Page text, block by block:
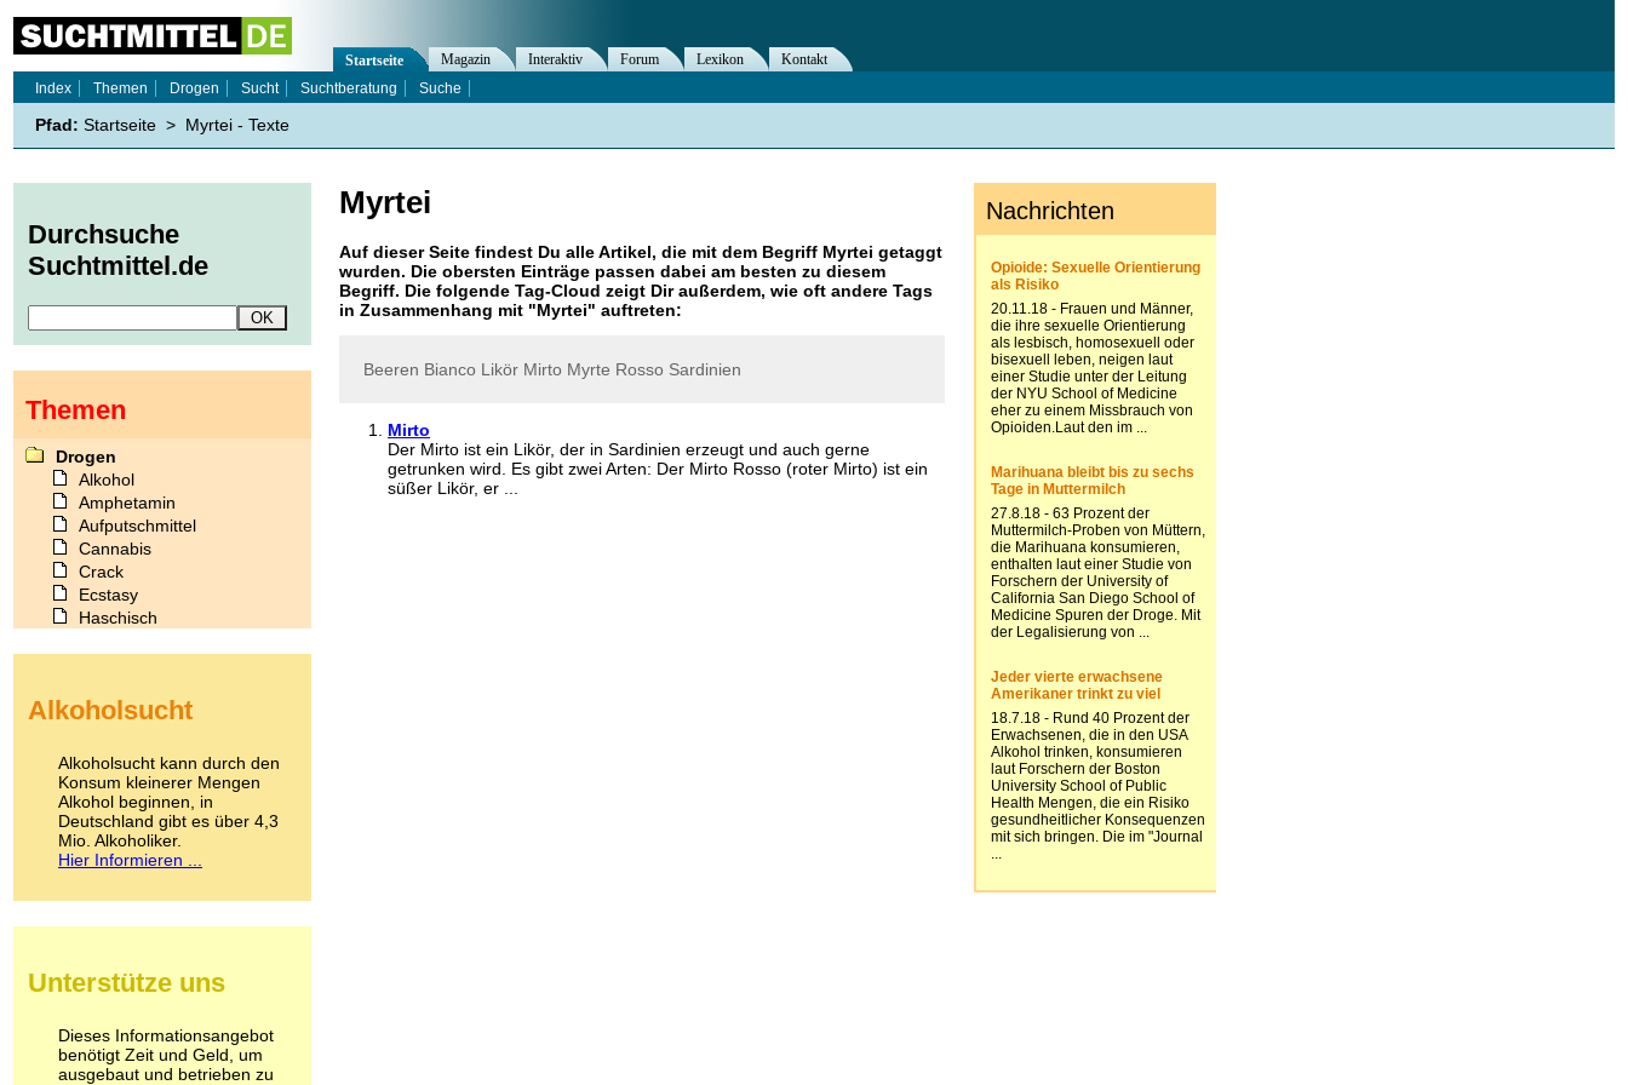
Myrtei
Auf dieser Seite findest Du alle Artikel, die mit dem Begriff Myrtei getaggt
wurden. Die obersten Einträge passen dabei am besten zu diesem
Begriff. Die folgende Tag-Cloud zeigt Dir außerdem, wie oft andere Tags
in Zusammenhang mit "Myrtei" auftreten:
Beeren Bianco Likör Mirto Myrte Rosso Sardinien
Mirto
Der Mirto ist ein Likör, der in Sardinien erzeugt und auch gerne
getrunken wird. Es gibt zwei Arten: Der Mirto Rosso (roter Mirto) ist ein
süßer Likör, er ...
Startseite Magazin Interaktiv Forum Lexikon
Kontakt
Index
Themen Drogen Sucht Suchtberatung Suche
Pfad: Startseite > Myrtei - Texte
Durchsuche
Suchtmittel.de
Themen
Drogen
Alkohol
Amphetamin
Aufputschmittel
Cannabis
Crack
Ecstasy
Haschisch
Kokain
LSD
Marihuana
Medikamente
Meskalin
Metamphetamin
Methadon
Pilze
Psychopharmaka
Schlafmittel
Schmerzmittel
Alkoholsucht
Alkoholsucht kann durch den
Konsum kleinerer Mengen
Alkohol beginnen, in
Deutschland gibt es über 4,3
Mio. Alkoholiker.
Hier Informieren ...
Unterstütze uns
Dieses Informationsangebot
benötigt Zeit und Geld, um
ausgebaut und betrieben zu